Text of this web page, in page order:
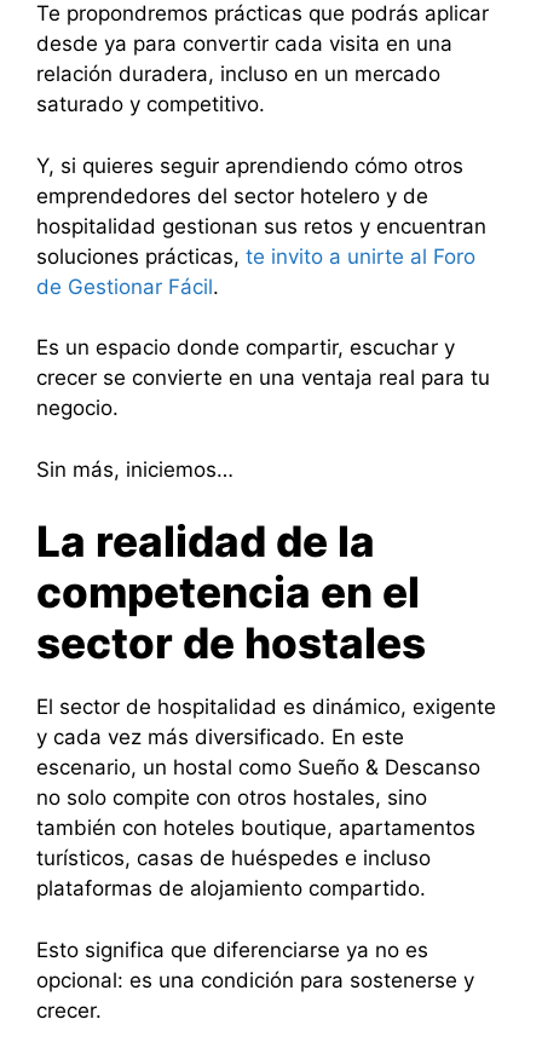
Te propondremos prácticas que podrás aplicar
desde ya para convertir cada visita en una
relación duradera, incluso en un mercado
saturado y competitivo.
Y, si quieres seguir aprendiendo cómo otros
emprendedores del sector hotelero y de
hospitalidad gestionan sus retos y encuentran
soluciones prácticas, te invito a unirte al Foro
de Gestionar Fácil.
Es un espacio donde compartir, escuchar y
crecer se convierte en una ventaja real para tu
negocio.
Sin más, iniciemos…
La realidad de la
competencia en el
sector de hostales
El sector de hospitalidad es dinámico, exigente
y cada vez más diversificado. En este
escenario, un hostal como Sueño & Descanso
no solo compite con otros hostales, sino
también con hoteles boutique, apartamentos
turísticos, casas de huéspedes e incluso
plataformas de alojamiento compartido.
Esto significa que diferenciarse ya no es
opcional: es una condición para sostenerse y
crecer.